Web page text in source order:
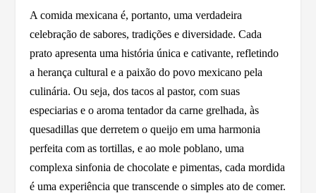
A comida mexicana é, portanto, uma verdadeira
celebração de sabores, tradições e diversidade. Cada
prato apresenta uma história única e cativante, refletindo
a herança cultural e a paixão do povo mexicano pela
culinária. Ou seja, dos tacos al pastor, com suas
especiarias e o aroma tentador da carne grelhada, às
quesadillas que derretem o queijo em uma harmonia
perfeita com as tortillas, e ao mole poblano, uma
complexa sinfonia de chocolate e pimentas, cada mordida
é uma experiência que transcende o simples ato de comer.